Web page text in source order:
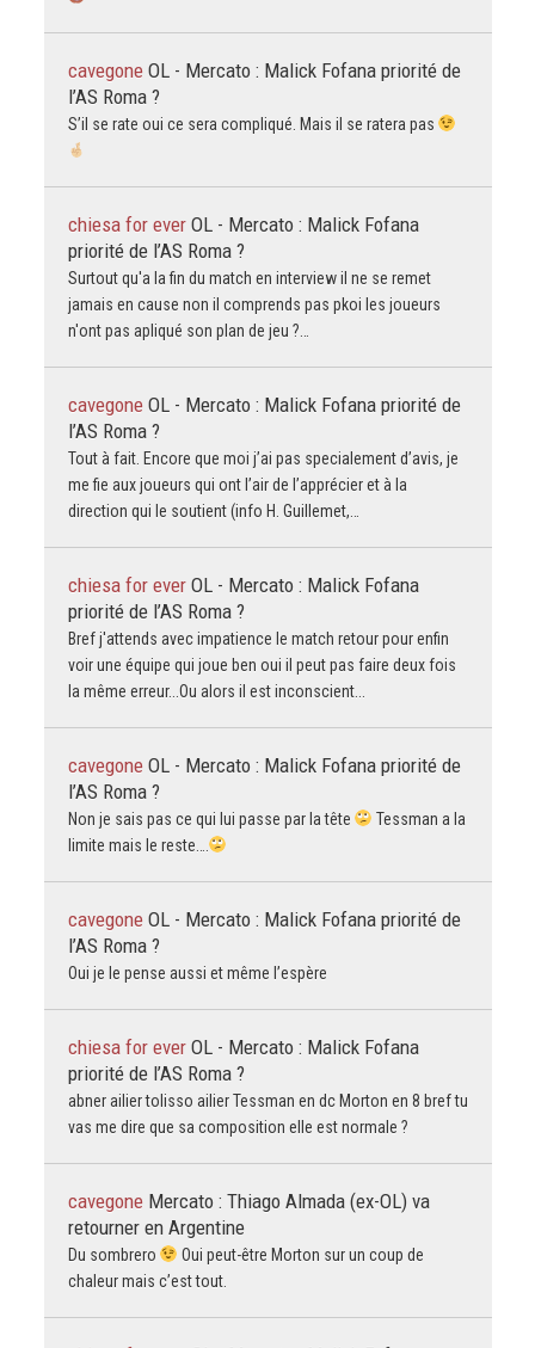
cavegone OL - Mercato : Malick Fofana priorité de
l’AS Roma ?
S’il se rate oui ce sera compliqué. Mais il se ratera pas
chiesa for ever OL - Mercato : Malick Fofana
priorité de l’AS Roma ?
Surtout qu'a la fin du match en interview il ne se remet
jamais en cause non il comprends pas pkoi les joueurs
n'ont pas apliqué son plan de jeu ?…
cavegone OL - Mercato : Malick Fofana priorité de
l’AS Roma ?
Tout à fait. Encore que moi j’ai pas specialement d’avis, je
me fie aux joueurs qui ont l’air de l’apprécier et à la
direction qui le soutient (info H. Guillemet,…
chiesa for ever OL - Mercato : Malick Fofana
priorité de l’AS Roma ?
Bref j'attends avec impatience le match retour pour enfin
voir une équipe qui joue ben oui il peut pas faire deux fois
la même erreur...Ou alors il est inconscient...
cavegone OL - Mercato : Malick Fofana priorité de
l’AS Roma ?
Non je sais pas ce qui lui passe par la tête
Tessman a la
limite mais le reste….
cavegone OL - Mercato : Malick Fofana priorité de
l’AS Roma ?
Oui je le pense aussi et même l’espère
chiesa for ever OL - Mercato : Malick Fofana
priorité de l’AS Roma ?
abner ailier tolisso ailier Tessman en dc Morton en 8 bref tu
vas me dire que sa composition elle est normale ?
cavegone Mercato : Thiago Almada (ex-OL) va
retourner en Argentine
Du sombrero
Oui peut-être Morton sur un coup de
chaleur mais c’est tout.